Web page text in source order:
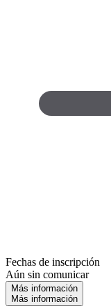
Fechas de inscripción
Aún sin comunicar
Más información
Más información